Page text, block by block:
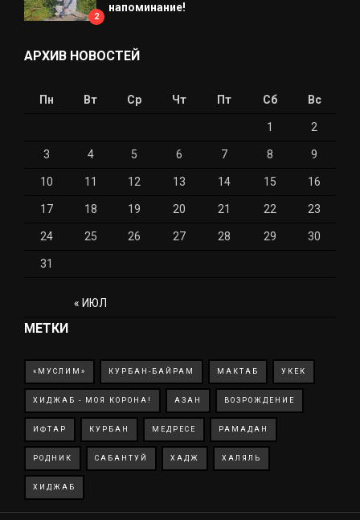
2
напоминание!
АРХИВ НОВОСТЕЙ
Пн Вт Ср Чт Пт Сб Вс
« ИЮЛ
1 2
3 4 5 6 7 8 9
10 11 12 13 14 15 16
17 18 19 20 21 22 23
24 25 26 27 28 29 30
31
МЕТКИ
«МУСЛИМ» КУРБАН-БАЙРАМ МАКТАБ УКЕК
ХИДЖАБ - МОЯ КОРОНА! АЗАН ВОЗРОЖДЕНИЕ
ИФТАР КУРБАН МЕДРЕСЕ РАМАДАН
РОДНИК САБАНТУЙ ХАДЖ ХАЛЯЛЬ
ХИДЖАБ